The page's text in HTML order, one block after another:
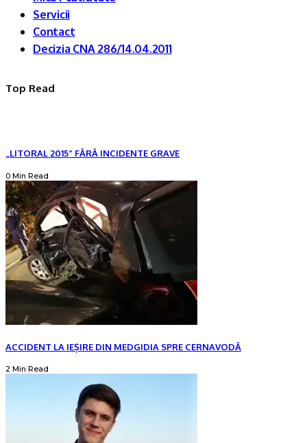
Servicii
Contact
Decizia CNA 286/14.04.2011
Top Read
„LITORAL 2015” FĂRĂ INCIDENTE GRAVE
0 Min Read
ACCIDENT LA IEȘIRE DIN MEDGIDIA SPRE CERNAVODĂ
2 Min Read